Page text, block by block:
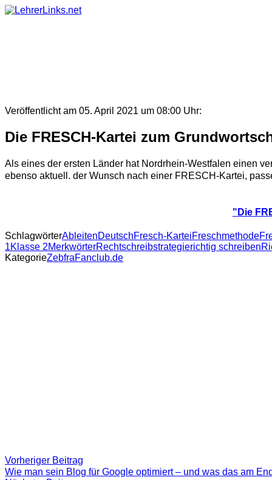
Skip
Veröffentlicht am 05. April 2021 um 08:00 Uhr:
Die FRESCH-Kartei zum
Als eines der ersten Länder hat Nordrhein-Westfalen einen
ebenso aktuell. der Wunsch nach einer FRESCH-Kartei,
"Die
SchlagwörterAbleitenDeutschFresch-KarteiFreschmethode
1Klasse 2MerkwörterRechtschreibstrategierichtig schreiben
KategorieZebfraFanclub.de
Beitragsnavigation
Vorheriger Beitrag
Beitrag:
Wie man sein Blog für Google optimiert – und was das am